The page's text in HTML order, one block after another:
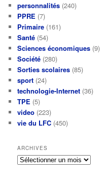
personnalités (240)
PPRE (7)
Primaire (161)
Santé (54)
Sciences économiques (9)
Société (280)
Sorties scolaires (85)
sport (24)
technologie-Internet (36)
TPE (5)
video (223)
vie du LFC (450)
ARCHIVES
Archives